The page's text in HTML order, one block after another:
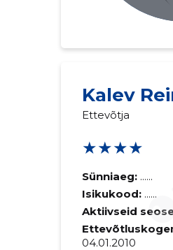
Kalev
Ettevõtja
★★★★
Sünniaeg: ......
Isikukood: ......
Aktiivseid
04.01.2010